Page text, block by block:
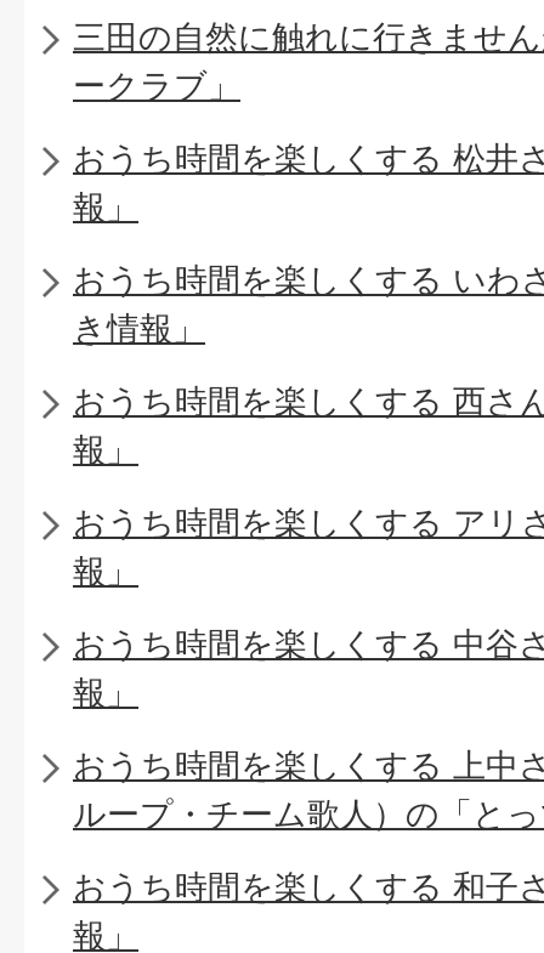
三田の自然に触れに行きませ
ークラブ」
おうち時間を楽しくする 松井
報」
おうち時間を楽しくする いわ
き情報」
おうち時間を楽しくする 西さ
報」
おうち時間を楽しくする アリ
報」
おうち時間を楽しくする 中谷
報」
おうち時間を楽しくする 上中
ループ・チーム歌人）の「と
おうち時間を楽しくする 和子
報」